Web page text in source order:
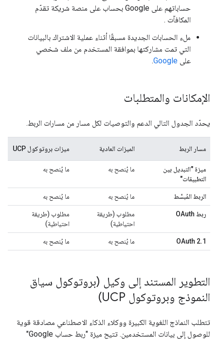
حساباتهم على Google بحساب على منصة شريكة تقدّم
المكافآت .
ملء الحسابات الجديدة مسبقًا أثناء عملية الاشتراك بالبيانات
التي تمت مشاركتها بموافقة المستخدم من ملف شخصي
على Google
.
الإمكانات والمتطلبات
يحدّد الجدول التالي الدعم والتوصيات لكل مسار من مسارات الربط.
مسار الربط الميزات العادية ميزات بروتوكول UCP
ميزة "التبديل بين
التطبيقات"
ما يُنصح به ما يُنصح به
الربط المُبسَّط ما يُنصح به ما يُنصح به
ربط OAuth
مطلوب (طريقة
احتياطية)
مطلوب (طريقة
احتياطية)
OAuth 2.1 ما يُنصح به ما يُنصح به
التطوير المستند إلى وكيل (بروتوكول سياق
النموذج وبروتوكول UCP)
تتطلب النماذج اللغوية الكبيرة ووكلاء الذكاء الاصطناعي مصادقة قوية
للوصول إلى بيانات المستخدمين. تتيح ميزة "ربط حساب Google"